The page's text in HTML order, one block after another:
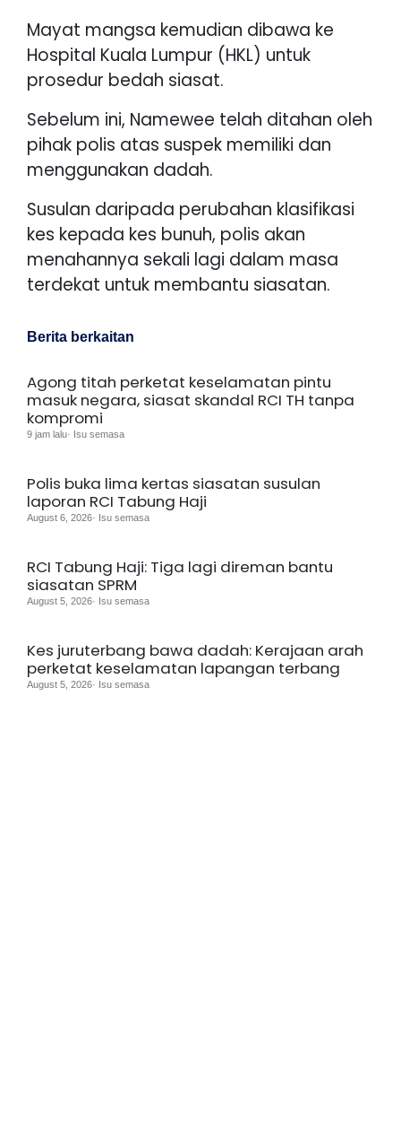
Mayat mangsa kemudian dibawa ke
Hospital Kuala Lumpur (HKL) untuk
prosedur bedah siasat.
Sebelum ini, Namewee telah ditahan oleh
pihak polis atas suspek memiliki dan
menggunakan dadah.
Susulan daripada perubahan klasifikasi
kes kepada kes bunuh, polis akan
menahannya sekali lagi dalam masa
terdekat untuk membantu siasatan.
Berita berkaitan
Agong titah perketat keselamatan pintu
masuk negara, siasat skandal RCI TH tanpa
kompromi
9 jam lalu· Isu semasa
Polis buka lima kertas siasatan susulan
laporan RCI Tabung Haji
August 6, 2026· Isu semasa
RCI Tabung Haji: Tiga lagi direman bantu
siasatan SPRM
August 5, 2026· Isu semasa
Kes juruterbang bawa dadah: Kerajaan arah
perketat keselamatan lapangan terbang
August 5, 2026· Isu semasa